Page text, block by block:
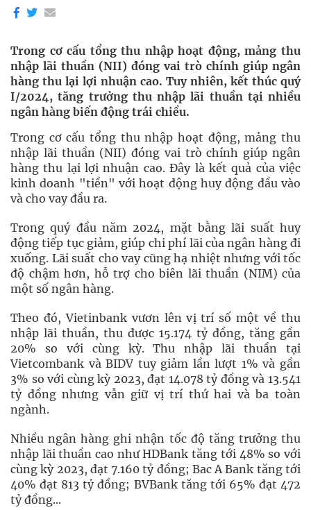
Trong cơ cấu tổng thu nhập hoạt động, mảng thu
nhập lãi thuần (NII) đóng vai trò chính giúp ngân
hàng thu lại lợi nhuận cao. Tuy nhiên, kết thúc quý
I/2024, tăng trưởng thu nhập lãi thuần tại nhiều
ngân hàng biến động trái chiều.
Trong cơ cấu tổng thu nhập hoạt động, mảng thu
nhập lãi thuần (NII) đóng vai trò chính giúp ngân
hàng thu lại lợi nhuận cao. Đây là kết quả của việc
kinh doanh "tiền" với hoạt động huy động đầu vào
và cho vay đầu ra.
Trong quý đầu năm 2024, mặt bằng lãi suất huy
động tiếp tục giảm, giúp chi phí lãi của ngân hàng đi
xuống. Lãi suất cho vay cũng hạ nhiệt nhưng với tốc
độ chậm hơn, hỗ trợ cho biên lãi thuần (NIM) của
một số ngân hàng.
Theo đó, Vietinbank vươn lên vị trí số một về thu
nhập lãi thuần, thu được 15.174 tỷ đồng, tăng gần
20% so với cùng kỳ. Thu nhập lãi thuần tại
Vietcombank và BIDV tuy giảm lần lượt 1% và gần
3% so với cùng kỳ 2023, đạt 14.078 tỷ đồng và 13.541
tỷ đồng nhưng vẫn giữ vị trí thứ hai và ba toàn
ngành.
Nhiều ngân hàng ghi nhận tốc độ tăng trưởng thu
nhập lãi thuần cao như HDBank tăng tới 48% so với
cùng kỳ 2023, đạt 7.160 tỷ đồng; Bac A Bank tăng tới
40% đạt 813 tỷ đồng; BVBank tăng tới 65% đạt 472
tỷ đồng...